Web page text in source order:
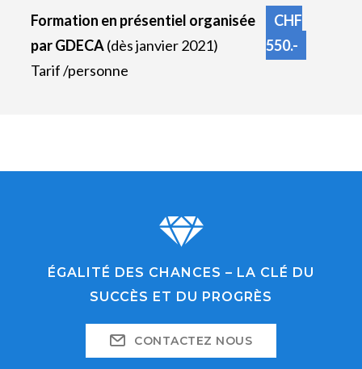
Formation en présentiel organisée
par GDECA(dès janvier 2021)
Tarif /personne
CHF
550.-
ÉGALITÉ DES CHANCES – LA CLÉ DU
SUCCÈS ET DU PROGRÈS
CONTACTEZ NOUS